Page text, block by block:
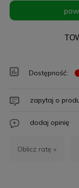
Dostępność:
zapytaj o
dodaj opinię
Oblicz ratę »